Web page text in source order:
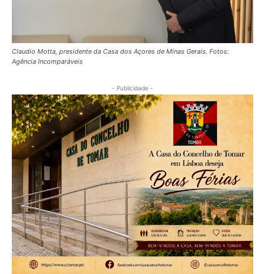
Claudio Motta, presidente da Casa dos Açores de Minas Gerais. Fotos:
Agência Incomparáveis
- Publicidade -